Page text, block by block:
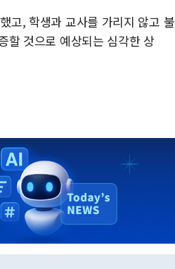
고, 학생과 교사를 가리지 않고 불
할 것으로 예상되는 심각한 상